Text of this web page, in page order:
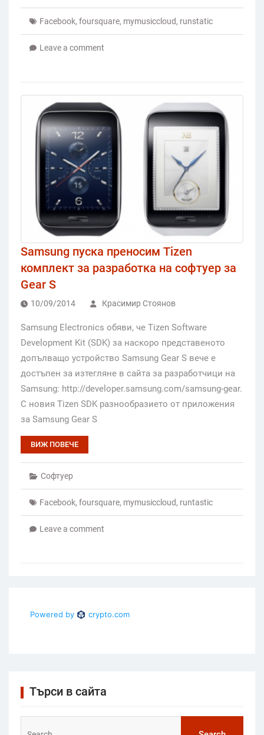
Facebook, foursquare, mymusiccloud, runstatic
Leave a comment
Samsung пуска преносим Tizen
комплект за разработка на софтуер за
Gear S
10/09/2014 Красимир Стоянов
Samsung Electronics обяви, че Tizen Software
Development Kit (SDK) за наскоро представеното
допълващо устройство Samsung Gear S вече е
достъпен за изтегляне в сайта за разработчици на
Samsung: http://developer.samsung.com/samsung-gear.
С новия Tizen SDK разнообразието от приложения
за Samsung Gear S
ВИЖ ПОВЕЧЕ
Софтуер
Facebook, foursquare, mymusiccloud, runtastic
Leave a comment
Търси в сайта